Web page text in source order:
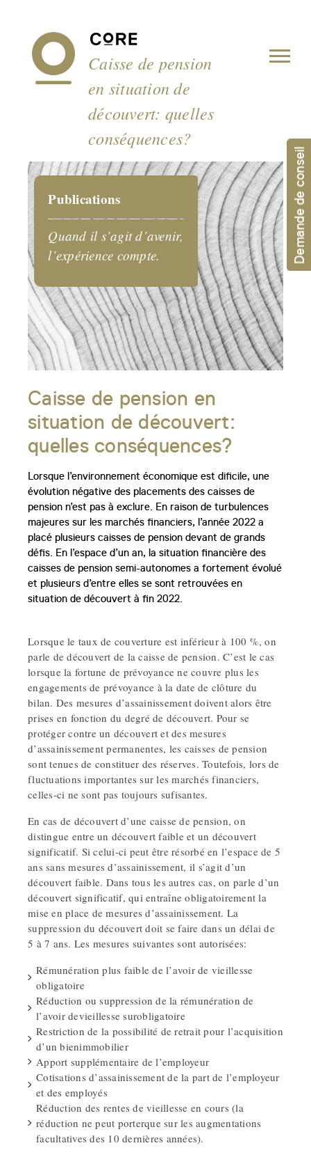
Caisse de pension
en situation de
découvert: quelles
conséquences?
Publications
Quand il s’agit d’avenir,
l’expérience compte.
Caisse de pension en
situation de découvert:
quelles conséquences?
Lorsque l’environnement économique est dificile, une
évolution négative des placements des caisses de
pension n’est pas à exclure. En raison de turbulences
majeures sur les marchés financiers, l’année 2022 a
placé plusieurs caisses de pension devant de grands
défis. En l’espace d’un an, la situation financière des
caisses de pension semi-autonomes a fortement évolué
et plusieurs d’entre elles se sont retrouvées en
situation de découvert à fin 2022.
Lorsque le taux de couverture est inférieur à 100 %, on
parle de découvert de la caisse de pension. C’est le cas
lorsque la fortune de prévoyance ne couvre plus les
engagements de prévoyance à la date de clôture du
bilan. Des mesures d’assainissement doivent alors être
prises en fonction du degré de découvert. Pour se
protéger contre un découvert et des mesures
d’assainissement permanentes, les caisses de pension
sont tenues de constituer des réserves. Toutefois, lors de
fluctuations importantes sur les marchés financiers,
celles-ci ne sont pas toujours sufisantes.
En cas de découvert d’une caisse de pension, on
distingue entre un découvert faible et un découvert
significatif. Si celui-ci peut être résorbé en l’espace de 5
ans sans mesures d’assainissement, il s’agit d’un
découvert faible. Dans tous les autres cas, on parle d’un
découvert significatif, qui entraîne obligatoirement la
mise en place de mesures d’assainissement. La
suppression du découvert doit se faire dans un délai de
5 à 7 ans. Les mesures suivantes sont autorisées:
Rémunération plus faible de l’avoir de vieillesse
obligatoire
Réduction ou suppression de la rémunération de
l’avoir devieillesse surobligatoire
Restriction de la possibilité de retrait pour l’acquisition
d’un bienimmobilier
Apport supplémentaire de l’employeur
Cotisations d’assainissement de la part de l’employeur
et des employés
Réduction des rentes de vieillesse en cours (la
réduction ne peut porterque sur les augmentations
facultatives des 10 dernières années).
Demande de conseil